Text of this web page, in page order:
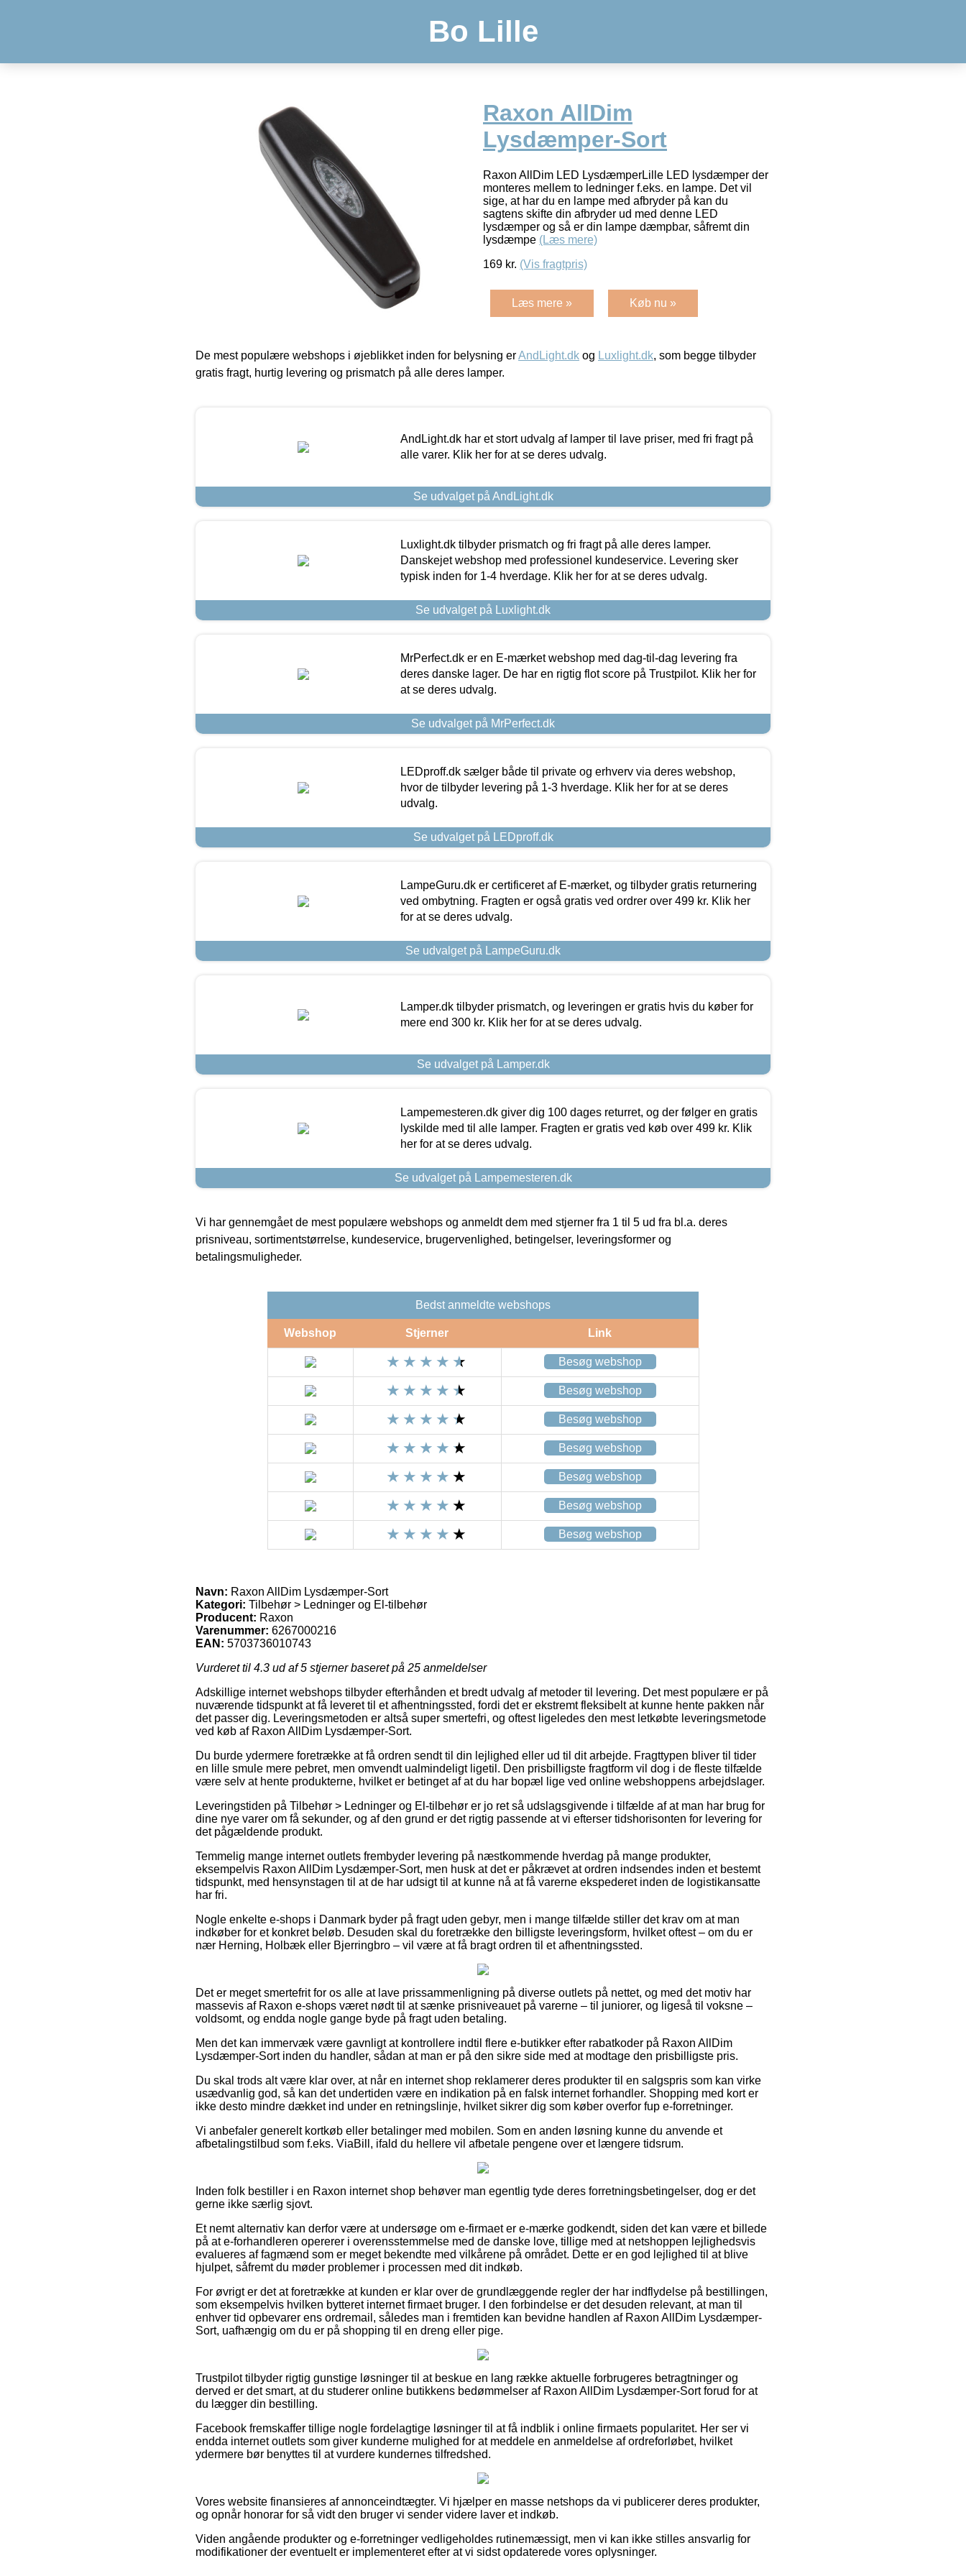
Bo Lille
Raxon AllDim
Lysdæmper-Sort
Raxon AllDim LED LysdæmperLille LED lysdæmper der
monteres mellem to ledninger f.eks. en lampe. Det vil
sige, at har du en lampe med afbryder på kan du
sagtens skifte din afbryder ud med denne LED
lysdæmper og så er din lampe dæmpbar, såfremt din
lysdæmpe (Læs mere)
169 kr. (Vis fragtpris)
Læs mere » Køb nu »
De mest populære webshops i øjeblikket inden for belysning erAndLight.dk og Luxlight.dk, som begge tilbyder
gratis fragt, hurtig levering og prismatch på alle deres lamper.
AndLight.dk har et stort udvalg af lamper til lave priser, med fri fragt på
alle varer. Klik her for at se deres udvalg.
Se udvalget på AndLight.dk
Luxlight.dk tilbyder prismatch og fri fragt på alle deres lamper.
Danskejet webshop med professionel kundeservice. Levering sker
typisk inden for 1-4 hverdage. Klik her for at se deres udvalg.
Se udvalget på Luxlight.dk
MrPerfect.dk er en E-mærket webshop med dag-til-dag levering fra
deres danske lager. De har en rigtig flot score på Trustpilot. Klik her for
at se deres udvalg.
Se udvalget på MrPerfect.dk
LEDproff.dk sælger både til private og erhverv via deres webshop,
hvor de tilbyder levering på 1-3 hverdage. Klik her for at se deres
udvalg.
Se udvalget på LEDproff.dk
LampeGuru.dk er certificeret af E-mærket, og tilbyder gratis returnering
ved ombytning. Fragten er også gratis ved ordrer over 499 kr. Klik her
for at se deres udvalg.
Se udvalget på LampeGuru.dk
Lamper.dk tilbyder prismatch, og leveringen er gratis hvis du køber for
mere end 300 kr. Klik her for at se deres udvalg.
Se udvalget på Lamper.dk
Lampemesteren.dk giver dig 100 dages returret, og der følger en gratis
lyskilde med til alle lamper. Fragten er gratis ved køb over 499 kr. Klik
her for at se deres udvalg.
Se udvalget på Lampemesteren.dk
Vi har gennemgået de mest populære webshops og anmeldt dem med stjerner fra 1 til 5 ud fra bl.a. deres
prisniveau, sortimentstørrelse, kundeservice, brugervenlighed, betingelser, leveringsformer og
betalingsmuligheder.
Bedst anmeldte webshops
Webshop Stjerner Link
Besøg webshop
Besøg webshop
Besøg webshop
Besøg webshop
Besøg webshop
Besøg webshop
Besøg webshop
Navn: Raxon AllDim Lysdæmper-Sort
Kategori: Tilbehør > Ledninger og El-tilbehør
Producent: Raxon
Varenummer: 6267000216
EAN: 5703736010743
Vurderet til 4.3 ud af 5 stjerner baseret på 25 anmeldelser
Adskillige internet webshops tilbyder efterhånden et bredt udvalg af metoder til levering. Det mest populære er på
nuværende tidspunkt at få leveret til et afhentningssted, fordi det er ekstremt fleksibelt at kunne hente pakken når
det passer dig. Leveringsmetoden er altså super smertefri, og oftest ligeledes den mest letkøbte leveringsmetode
ved køb af Raxon AllDim Lysdæmper-Sort.
Du burde ydermere foretrække at få ordren sendt til din lejlighed eller ud til dit arbejde. Fragttypen bliver til tider
en lille smule mere pebret, men omvendt ualmindeligt ligetil. Den prisbilligste fragtform vil dog i de fleste tilfælde
være selv at hente produkterne, hvilket er betinget af at du har bopæl lige ved online webshoppens arbejdslager.
Leveringstiden på Tilbehør > Ledninger og El-tilbehør er jo ret så udslagsgivende i tilfælde af at man har brug for
dine nye varer om få sekunder, og af den grund er det rigtig passende at vi efterser tidshorisonten for levering for
det pågældende produkt.
Temmelig mange internet outlets frembyder levering på næstkommende hverdag på mange produkter,
eksempelvis Raxon AllDim Lysdæmper-Sort, men husk at det er påkrævet at ordren indsendes inden et bestemt
tidspunkt, med hensynstagen til at de har udsigt til at kunne nå at få varerne ekspederet inden de logistikansatte
har fri.
Nogle enkelte e-shops i Danmark byder på fragt uden gebyr, men i mange tilfælde stiller det krav om at man
indkøber for et konkret beløb. Desuden skal du foretrække den billigste leveringsform, hvilket oftest – om du er
nær Herning, Holbæk eller Bjerringbro – vil være at få bragt ordren til et afhentningssted.
Det er meget smertefrit for os alle at lave prissammenligning på diverse outlets på nettet, og med det motiv har
massevis af Raxon e-shops været nødt til at sænke prisniveauet på varerne – til juniorer, og ligeså til voksne –
voldsomt, og endda nogle gange byde på fragt uden betaling.
Men det kan immervæk være gavnligt at kontrollere indtil flere e-butikker efter rabatkoder på Raxon AllDim
Lysdæmper-Sort inden du handler, sådan at man er på den sikre side med at modtage den prisbilligste pris.
Du skal trods alt være klar over, at når en internet shop reklamerer deres produkter til en salgspris som kan virke
usædvanlig god, så kan det undertiden være en indikation på en falsk internet forhandler. Shopping med kort er
ikke desto mindre dækket ind under en retningslinje, hvilket sikrer dig som køber overfor fup e-forretninger.
Vi anbefaler generelt kortkøb eller betalinger med mobilen. Som en anden løsning kunne du anvende et
afbetalingstilbud som f.eks. ViaBill, ifald du hellere vil afbetale pengene over et længere tidsrum.
Inden folk bestiller i en Raxon internet shop behøver man egentlig tyde deres forretningsbetingelser, dog er det
gerne ikke særlig sjovt.
Et nemt alternativ kan derfor være at undersøge om e-firmaet er e-mærke godkendt, siden det kan være et billede
på at e-forhandleren opererer i overensstemmelse med de danske love, tillige med at netshoppen lejlighedsvis
evalueres af fagmænd som er meget bekendte med vilkårene på området. Dette er en god lejlighed til at blive
hjulpet, såfremt du møder problemer i processen med dit indkøb.
For øvrigt er det at foretrække at kunden er klar over de grundlæggende regler der har indflydelse på bestillingen,
som eksempelvis hvilken bytteret internet firmaet bruger. I den forbindelse er det desuden relevant, at man til
enhver tid opbevarer ens ordremail, således man i fremtiden kan bevidne handlen af Raxon AllDim Lysdæmper-
Sort, uafhængig om du er på shopping til en dreng eller pige.
Trustpilot tilbyder rigtig gunstige løsninger til at beskue en lang række aktuelle forbrugeres betragtninger og
derved er det smart, at du studerer online butikkens bedømmelser af Raxon AllDim Lysdæmper-Sort forud for at
du lægger din bestilling.
Facebook fremskaffer tillige nogle fordelagtige løsninger til at få indblik i online firmaets popularitet. Her ser vi
endda internet outlets som giver kunderne mulighed for at meddele en anmeldelse af ordreforløbet, hvilket
ydermere bør benyttes til at vurdere kundernes tilfredshed.
Vores website finansieres af annonceindtægter. Vi hjælper en masse netshops da vi publicerer deres produkter,
og opnår honorar for så vidt den bruger vi sender videre laver et indkøb.
Viden angående produkter og e-forretninger vedligeholdes rutinemæssigt, men vi kan ikke stilles ansvarlig for
modifikationer der eventuelt er implementeret efter at vi sidst opdaterede vores oplysninger.